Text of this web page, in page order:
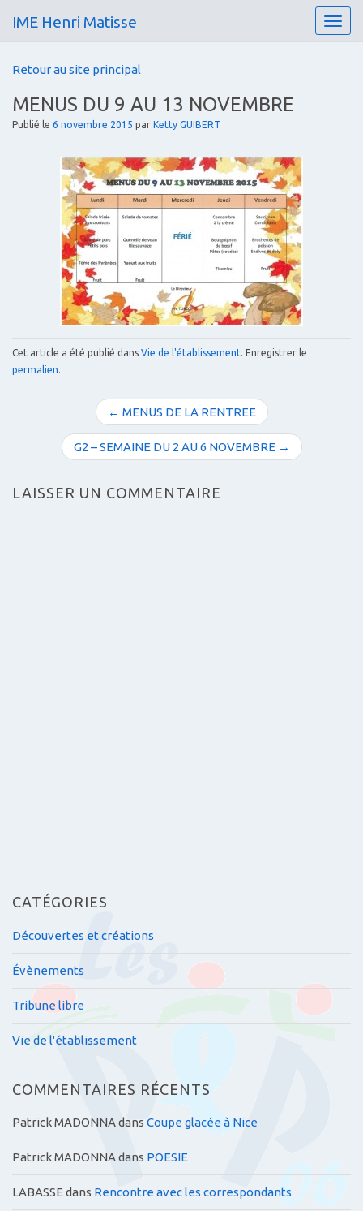
T
o
IME Henri Matisse
Retour au site principal
MENUS DU 9 AU 13 NOVEMBRE
Publié le 6 novembre 2015 par Ketty GUIBERT
Cet article a été publié dans Vie de l'établissement . Enregistrer le
permalien
g
← MENUS DE LA RENTREE
G2 – SEMAINE DU 2 AU 6 NOVEMBRE →
LAISSER UN COMMENTAIRE
CATÉGORIES
Découvertes et créations
Évènements
Tribune libre
Vie de l'établissement
COMMENTAIRES RÉCENTS
Patrick MADONNAdans Coupe glacée à Nice
Patrick MADONNAdans POESIE
LABASSE dans Rencontre avec les correspondants